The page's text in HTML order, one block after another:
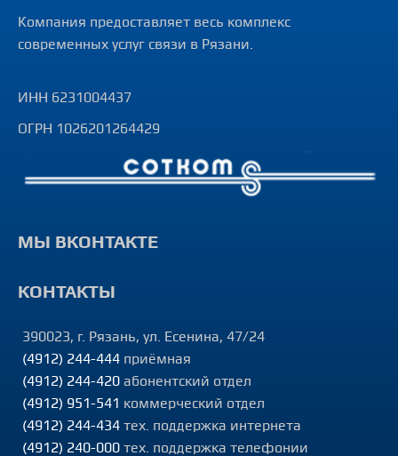
Компания предоставляет весь комплекс
современных услуг связи в Рязани.
ИНН 6231004437
ОГРН 1026201264429
МЫ ВКОНТАКТЕ
КОНТАКТЫ
390023, г. Рязань, ул. Есенина, 47/24
(4912) 244-444 приёмная
(4912) 244-420 абонентский отдел
(4912) 951-541 коммерческий отдел
(4912) 244-434 тех. поддержка интернета
(4912) 240-000 тех. поддержка телефонии